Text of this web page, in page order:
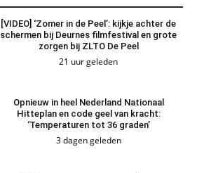
[VIDEO] ‘Zomer in de Peel’: kijkje achter de
schermen bij Deurnes filmfestival en grote
zorgen bij ZLTO De Peel
21 uur geleden
Opnieuw in heel Nederland Nationaal
Hitteplan en code geel van kracht:
‘Temperaturen tot 36 graden’
3 dagen geleden